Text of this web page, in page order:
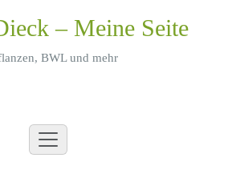
– Meine Seite
BWL und mehr